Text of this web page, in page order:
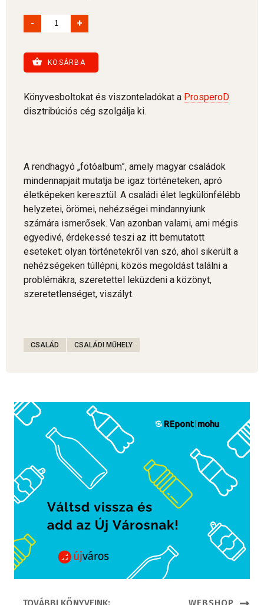
- +
KOSÁRBA
Könyvesboltokat és viszonteladókat a ProsperoD
disztribúciós cég szolgálja ki.
A rendhagyó „fotóalbum”, amely magyar családok
mindennapjait mutatja be igaz történeteken, apró
életképeken keresztül. A családi élet legkülönfélébb
helyzetei, örömei, nehézségei mindannyiunk
számára ismerősek. Van azonban valami, ami mégis
egyedivé, érdekessé teszi az itt bemutatott
eseteket: olyan történetekről van szó, ahol sikerült a
nehézségeken túllépni, közös megoldást találni a
problémákra, szeretettel leküzdeni a közönyt,
szeretetlenséget, viszályt.
CSALÁD CSALÁDI MŰHELY